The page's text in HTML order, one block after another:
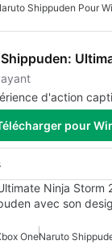
Shippuden Pour
d'action
pour
Ninja Storm
avec son
OneNaruto